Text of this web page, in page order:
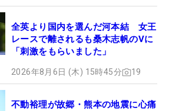
全英より国内を選んだ河本結 女王
レースで離されるも桑木志帆のVに
「刺激をもらいました」
2026年8月6日 (木) 15時45分 19
不動裕理が故郷・熊本の地震に心痛